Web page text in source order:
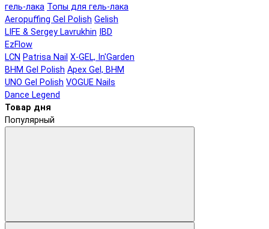
гель-лака Топы для гель-лака
Aeropuffing Gel Polish Gelish
LIFE & Sergey Lavrukhin
IBD
EzFlow
LCN Patrisa Nail X-GEL, In'Garden
BHM Gel Polish Apex Gel, BHM
UNO Gel Polish VOGUE Nails
Dance Legend
Товар дня
Популярный